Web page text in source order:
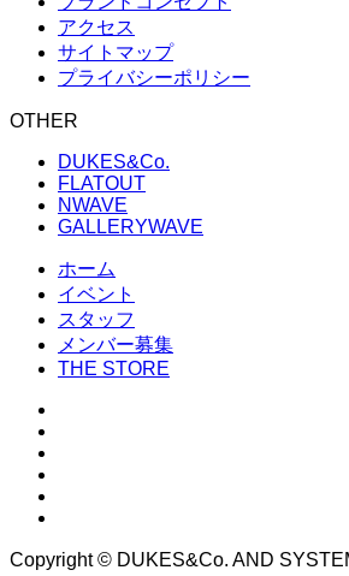
アクセス
サイトマップ
プライバシーポリシー
OTHER
DUKES&Co.
FLATOUT
NWAVE
GALLERYWAVE
ホーム
イベント
スタッフ
メンバー募集
THE STORE
Copyright © DUKES&Co. AND